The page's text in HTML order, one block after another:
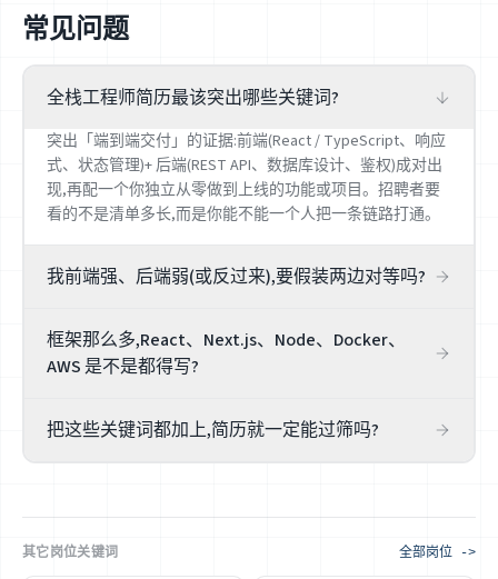
常见问题
全栈工程师简历最该突出哪些关键词?
突出「端到端交付」的证据:前端(React / TypeScript、响应
式、状态管理)+ 后端(REST API、数据库设计、鉴权)成对出
现,再配一个你独立从零做到上线的功能或项目。招聘者要
看的不是清单多长,而是你能不能一个人把一条链路打通。
我前端强、后端弱(或反过来),要假装两边对等吗?
端为主,能独立写 Node + PostgreSQL 接口」。绝大多数全
栈岗本就有偏向,诚实标注让招聘者把你放进对的位置,比硬
框架那么多,React、Next.js、Node、Docker、
AWS 是不是都得写?
主力的几样,各配一句你用它解决的具体问题。深度永远比
清单长更打动招聘者,而且面试一追问就见真章。
把这些关键词都加上,简历就一定能过筛吗?
度,以及你能不能讲清楚。润色猫帮你看清差距,不卖「保证
过筛」的焦虑。
其它岗位关键词 全部岗位 ->